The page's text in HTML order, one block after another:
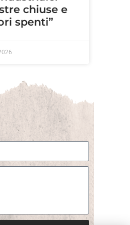
chiuse e
spenti”